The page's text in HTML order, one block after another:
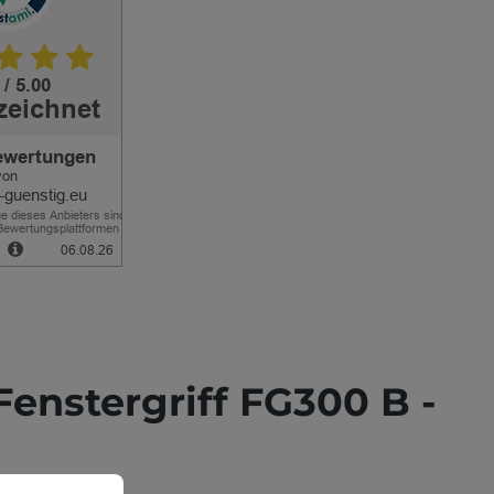
FG300 B -
Mehr Informationen ...